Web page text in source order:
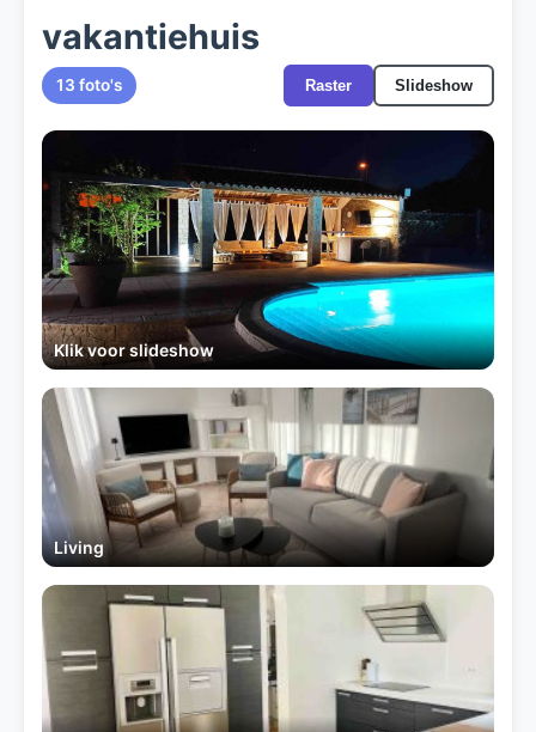
vakantiehuis
13 foto's Raster Slideshow
Klik voor slideshow
Living